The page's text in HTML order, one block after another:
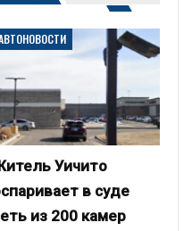
Уичито
в суде
из 200 камер